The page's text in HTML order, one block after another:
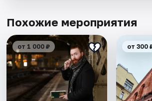
Похожие мероприятия
от 1 000 ₽ от 300